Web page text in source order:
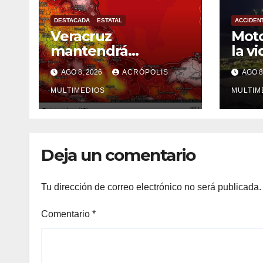
DESTACADA ESTATAL
Veracruz
mantendrá
ambiente caluroso
y tendrá lluvias
AGO 8, 2026 ACRÓPOLIS
MULTIMEDIOS
la
AGO
Deja un comentario
Tu dirección de correo electrónico no será publicada.
Comentario *